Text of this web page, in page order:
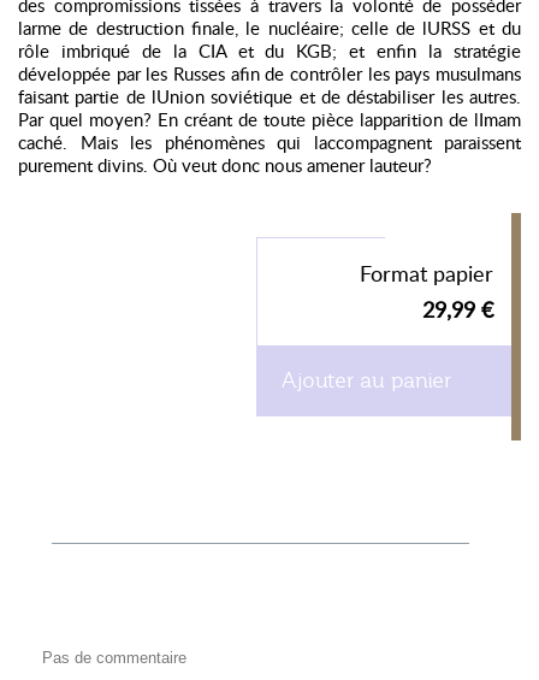
des compromissions tissées à travers la volonté de posséder
larme de destruction finale, le nucléaire; celle de lURSS et du
rôle imbriqué de la CIA et du KGB; et enfin la stratégie
développée par les Russes afin de contrôler les pays musulmans
faisant partie de lUnion soviétique et de déstabiliser les autres.
Par quel moyen? En créant de toute pièce lapparition de lImam
caché. Mais les phénomènes qui laccompagnent paraissent
purement divins. Où veut donc nous amener lauteur?
Format papier
29,99 €
Ajouter au panier
Pas de commentaire